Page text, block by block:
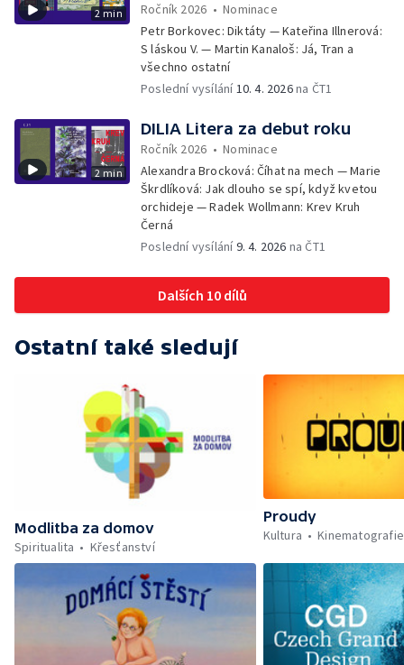
2 min Ročník 2026 •Nominace
Petr Borkovec: Diktáty — Kateřina Illnerová:
S láskou V. — Martin Kanaloš: Já, Tran a
všechno ostatní
Poslední vysílání10. 4. 2026na ČT1
2 min
DILIA Litera za debut roku
Ročník 2026 •Nominace
Alexandra Brocková: Číhat na mech — Marie
Škrdlíková: Jak dlouho se spí, když kvetou
orchideje — Radek Wollmann: Krev Kruh
Černá
Poslední vysílání9. 4. 2026 na ČT1
Dalších 10 dílů
Ostatní také sledují
Modlitba za domov
Spiritualita
Křesťanství
Proudy
Kultura
Kinematografie